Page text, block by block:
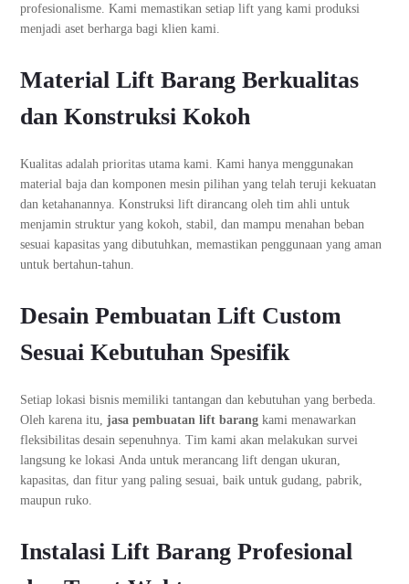
profesionalisme. Kami memastikan setiap lift yang kami produksi
menjadi aset berharga bagi klien kami.
Material Lift Barang Berkualitas
dan Konstruksi Kokoh
Kualitas adalah prioritas utama kami. Kami hanya menggunakan
material baja dan komponen mesin pilihan yang telah teruji kekuatan
dan ketahanannya. Konstruksi lift dirancang oleh tim ahli untuk
menjamin struktur yang kokoh, stabil, dan mampu menahan beban
sesuai kapasitas yang dibutuhkan, memastikan penggunaan yang aman
untuk bertahun-tahun.
Desain Pembuatan Lift Custom
Sesuai Kebutuhan Spesifik
Setiap lokasi bisnis memiliki tantangan dan kebutuhan yang berbeda.
Oleh karena itu,jasa pembuatan lift barang kami menawarkan
fleksibilitas desain sepenuhnya. Tim kami akan melakukan survei
langsung ke lokasi Anda untuk merancang lift dengan ukuran,
kapasitas, dan fitur yang paling sesuai, baik untuk gudang, pabrik,
maupun ruko.
Instalasi Lift Barang Profesional